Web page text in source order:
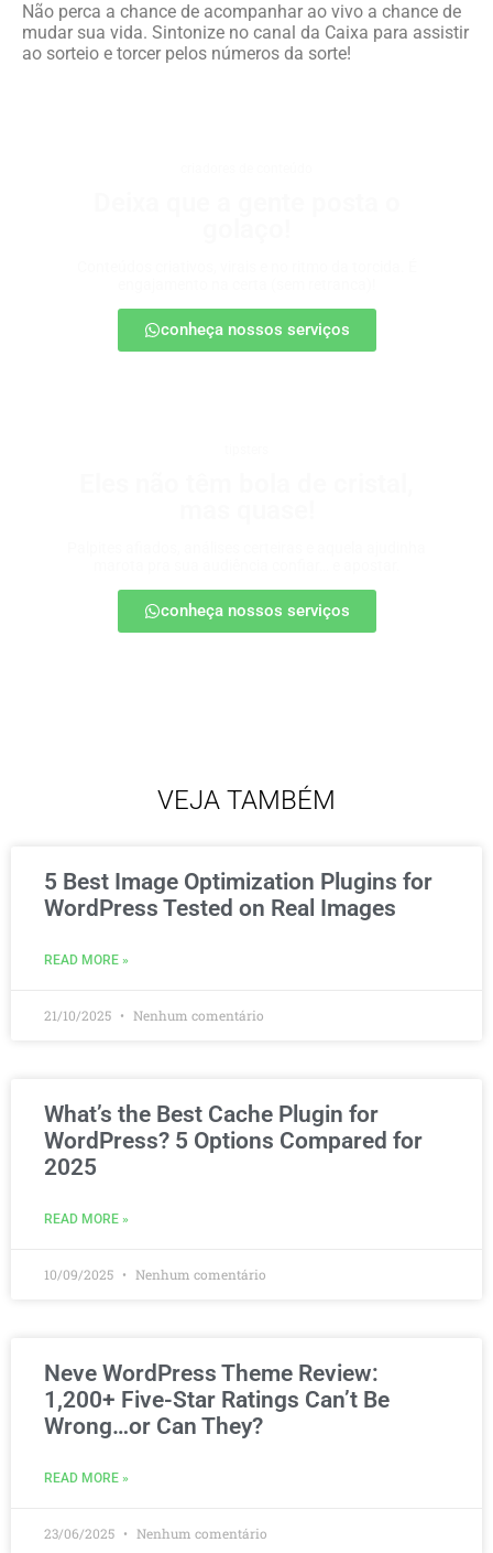
Não perca a chance de acompanhar ao vivo a chance de
mudar sua vida. Sintonize no canal da Caixa para assistir
ao sorteio e torcer pelos números da sorte!
conheça nossos serviços
conheça nossos serviços
VEJA TAMBÉM
5 Best Image Optimization Plugins for
WordPress Tested on Real Images
READ MORE »
21/10/2025 Nenhum comentário
What’s the Best Cache Plugin for
WordPress? 5 Options Compared for
2025
READ MORE »
10/09/2025 Nenhum comentário
Neve WordPress Theme Review:
1,200+ Five-Star Ratings Can’t Be
Wrong…or Can They?
READ MORE »
23/06/2025 Nenhum comentário